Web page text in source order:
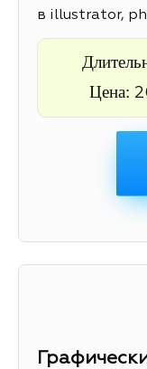
в illustrator,
Цена: